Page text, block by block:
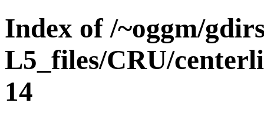
Index of /~oggm/
L5_files/CRU/
14